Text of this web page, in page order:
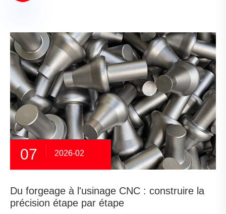
07 2026-02
Du forgeage à l'usinage CNC : construire la
précision étape par étape